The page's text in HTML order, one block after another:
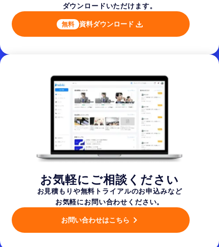
ダウンロードいただけます。
無料 資料ダウンロード
お気軽にご相談ください
お見積もりや無料トライアルのお申込みなど
お気軽にお問い合わせください。
お問い合わせはこちら